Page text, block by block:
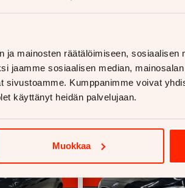
ja mainosten räätälöimiseen, sosiaalisen
jaamme sosiaalisen median,
sivustoamme. Kumppanimme voivat
käyttänyt heidän palvelujaan.
Muokkaa